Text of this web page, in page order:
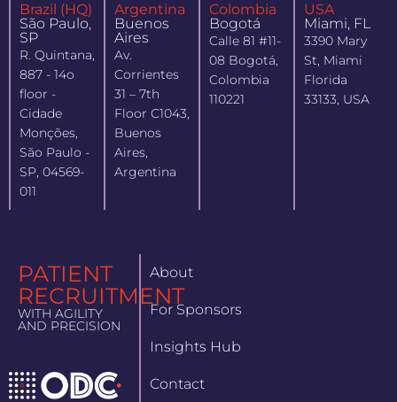
Brazil (HQ)
São Paulo,
SP
R. Quintana,
887 - 14o
floor -
Cidade
Monções,
São Paulo -
SP, 04569-
011
Argentina
Buenos
Aires
Av.
Corrientes
31 – 7th
Floor C1043,
Buenos
Aires,
Argentina
Colombia
Bogotá
Calle 81 #11-
08 Bogotá,
Colombia
110221
USA
Miami, FL
3390 Mary
St, Miami
Florida
33133, USA
PATIENT
RECRUITMENT
WITH AGILITY
AND PRECISION
About
For Sponsors
Insights Hub
Contact